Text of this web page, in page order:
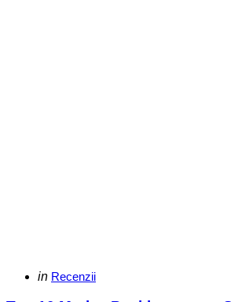
Categories
Posted
in Recenzii